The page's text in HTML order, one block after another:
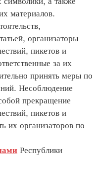
материалов.
организаторы
пикетов и
за их
принять меры по
Несоблюдение
прекращение
пикетов и
их организаторов по
Республики